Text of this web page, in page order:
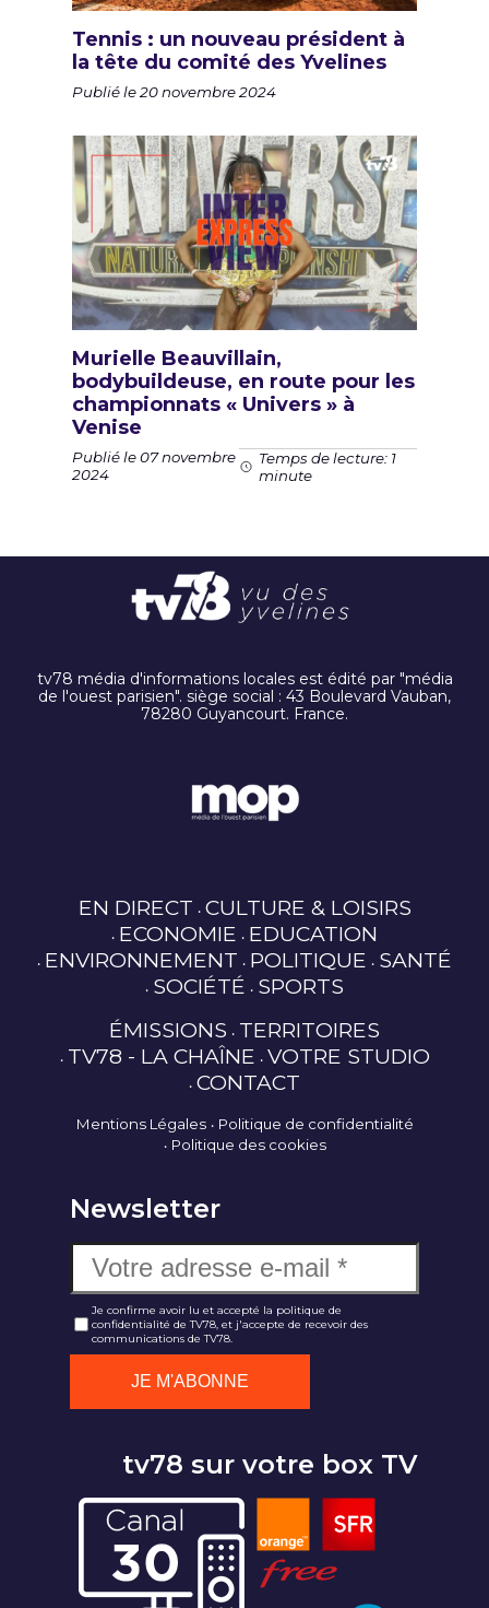
Tennis : un nouveau président à
la tête du comité des Yvelines
Publié le 20 novembre 2024
Murielle Beauvillain,
bodybuildeuse, en route pour les
championnats « Univers » à
Venise
Publié le 07 novembre
2024
Temps de lecture: 1
minute
tv78 média d'informations locales est édité par "média
de l'ouest parisien". siège social : 43 Boulevard Vauban,
78280 Guyancourt. France.
EN DIRECT CULTURE & LOISIRS
ECONOMIE EDUCATION
ENVIRONNEMENT POLITIQUE SANTÉ
SOCIÉTÉ SPORTS
ÉMISSIONS TERRITOIRES
TV78 - LA CHAÎNE VOTRE STUDIO
CONTACT
Mentions Légales
Politique de confidentialité
Politique des cookies
Newsletter
Je confirme avoir lu et accepté la politique de
confidentialité de TV78, et j'accepte de recevoir des
communications de TV78.
tv78 sur votre box TV